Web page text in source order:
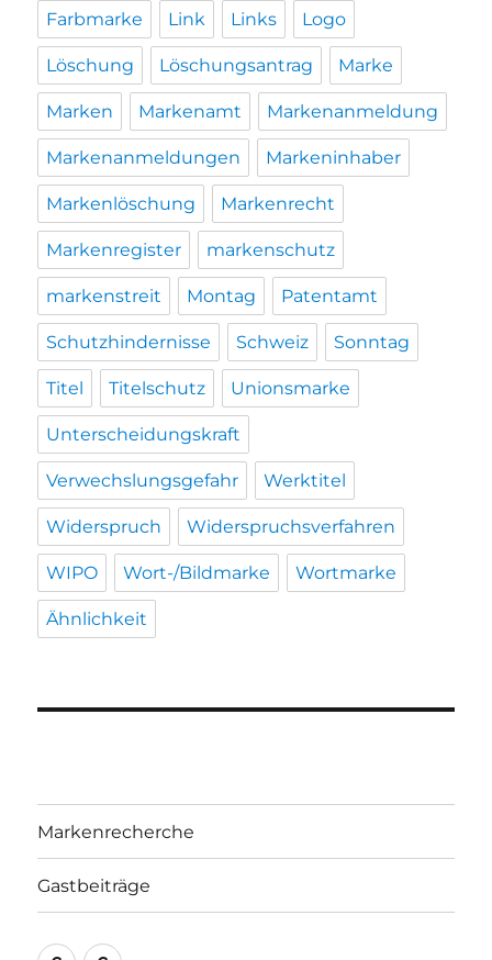
Farbmarke Link Links Logo
Löschung Löschungsantrag Marke
Marken Markenamt Markenanmeldung
Markenanmeldungen Markeninhaber
Markenlöschung Markenrecht
Markenregister markenschutz
markenstreit Montag Patentamt
Schutzhindernisse Schweiz Sonntag
Titel Titelschutz Unionsmarke
Unterscheidungskraft
Verwechslungsgefahr Werktitel
Widerspruch Widerspruchsverfahren
WIPO Wort-/Bildmarke Wortmarke
Ähnlichkeit
Markenrecherche
Gastbeiträge